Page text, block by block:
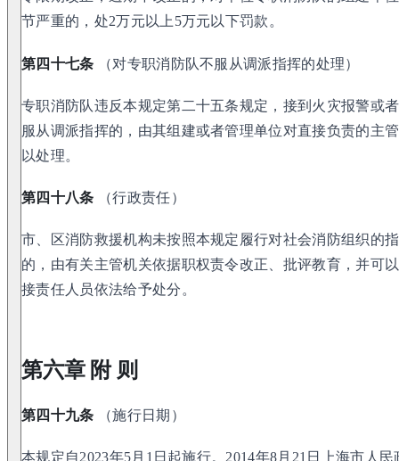
节严重的，处2万元以上5万元以下罚款。
第四十七条 （对专职消防队不服从调派指挥的处理）
专职消防队违反本规定第二十五条规定，接到火灾报警或
服从调派指挥的，由其组建或者管理单位对直接负责的主
以处理。
第四十八条 （行政责任）
市、区消防救援机构未按照本规定履行对社会消防组织的
的，由有关主管机关依据职权责令改正、批评教育，并可
接责任人员依法给予处分。
第六章 附 则
第四十九条 （施行日期）
本规定自2023年5月1日起施行。2014年8月21日上海市人